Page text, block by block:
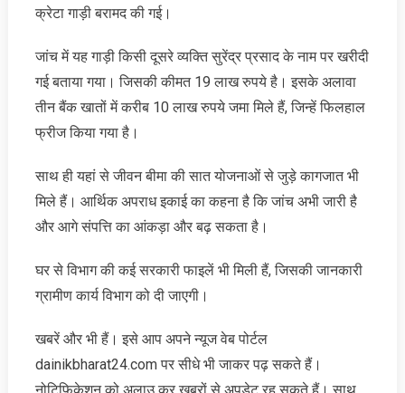
क्रेटा गाड़ी बरामद की गई।
जांच में यह गाड़ी किसी दूसरे व्यक्ति सुरेंद्र प्रसाद के नाम पर खरीदी
गई बताया गया। जिसकी कीमत 19 लाख रुपये है। इसके अलावा
तीन बैंक खातों में करीब 10 लाख रुपये जमा मिले हैं, जिन्हें फिलहाल
फ्रीज किया गया है।
साथ ही यहां से जीवन बीमा की सात योजनाओं से जुड़े कागजात भी
मिले हैं। आर्थिक अपराध इकाई का कहना है कि जांच अभी जारी है
और आगे संपत्ति का आंकड़ा और बढ़ सकता है।
घर से विभाग की कई सरकारी फाइलें भी मिली हैं, जिसकी जानकारी
ग्रामीण कार्य विभाग को दी जाएगी।
खबरें और भी हैं। इसे आप अपने न्‍यूज वेब पोर्टल
dainikbharat24.com पर सीधे भी जाकर पढ़ सकते हैं।
नोटिफिकेशन को अलाउ कर खबरों से अपडेट रह सकते हैं। साथ